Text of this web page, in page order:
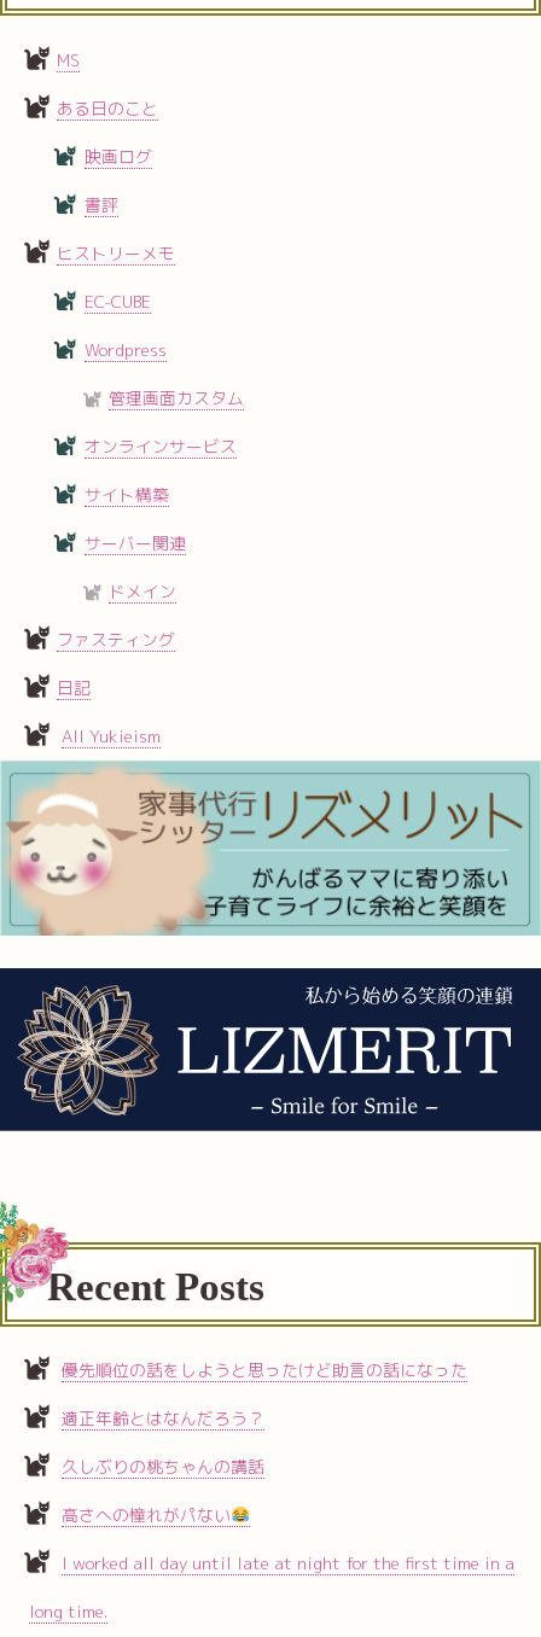
MS
ある日のこと
映画ログ
書評
ヒストリーメモ
EC-CUBE
Wordpress
管理画面カスタム
オンラインサービス
サイト構築
サーバー関連
ドメイン
ファスティング
日記
All Yukieism
Recent Posts
優先順位の話をしようと思ったけど助言の話になった
適正年齢とはなんだろう？
久しぶりの桃ちゃんの講話
高さへの憧れがパない
I worked all day until late at night for the first time in a
long time.